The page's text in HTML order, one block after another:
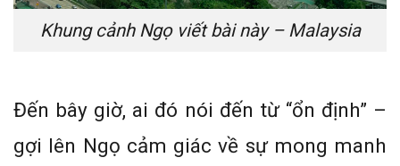
Khung cảnh Ngọ viết bài này – Malaysia
Đến bây giờ, ai đó nói đến từ “ổn định” –
gợi lên Ngọ cảm giác về sự mong manh